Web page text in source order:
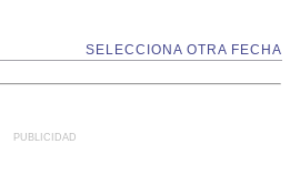
SELECCIONA OTRA FECHA
PUBLICIDAD